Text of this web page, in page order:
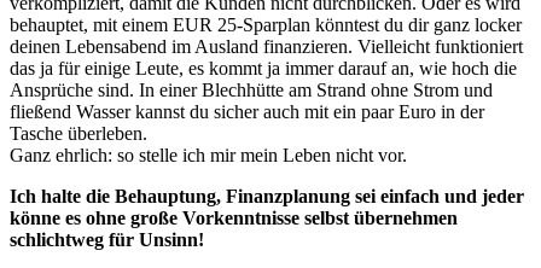
behauptet, mit einem EUR 25-Sparplan könntest du dir ganz locker
deinen Lebensabend im Ausland finanzieren. Vielleicht funktioniert
das ja für einige Leute, es kommt ja immer darauf an, wie hoch die
Ansprüche sind. In einer Blechhütte am Strand ohne Strom und
fließend Wasser kannst du sicher auch mit ein paar Euro in der
Tasche überleben.
Ganz ehrlich: so stelle ich mir mein Leben nicht vor.
Ich halte die Behauptung, Finanzplanung sei einfach und jeder
könne es ohne große Vorkenntnisse selbst übernehmen
schlichtweg für Unsinn!